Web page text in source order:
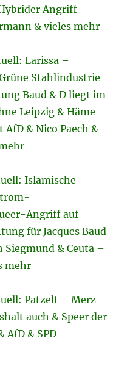
Angriff
& vieles mehr
Larissa –
Stahlindustrie
Baud & D liegt im
Leipzig & Häme
& Nico Paech &
Islamische
Angriff auf
für Jacques Baud
& Ceuta –
mehr
Patzelt – Merz
auch & Speer der
AfD & SPD-